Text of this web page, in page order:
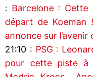
: Barcelone :
départ de Koeman !
annonce sur
21:10 : PSG :
pour cette piste